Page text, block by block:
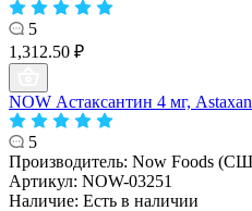
5
1,312.50 ₽
NOW Астаксантин 4 мг,
5
Производитель: Now Foods
Артикул: NOW-03251
Наличие: Есть в наличии